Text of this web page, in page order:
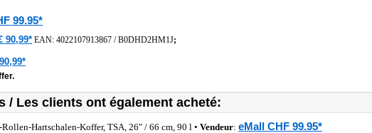
99.95*
90,99* EAN: 4022107913867 /B0DHD2HM1J;
/ Les clients ont également acheté:
Hartschalen-Koffer, TSA, 26" / 66 cm, 90 l • Vendeur: eMall CHF 99.95*